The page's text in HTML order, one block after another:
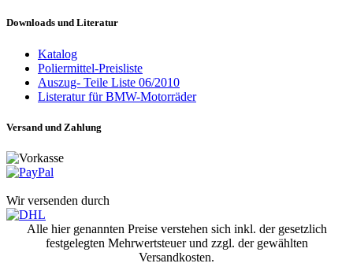
Downloads und Literatur
Katalog
Poliermittel-Preisliste
Auszug- Teile Liste 06/2010
Listeratur für BMW-Motorräder
Versand und Zahlung
Wir versenden durch
Alle hier genannten Preise verstehen sich inkl. der gesetzlich
festgelegten Mehrwertsteuer und zzgl. der gewählten
Versandkosten.